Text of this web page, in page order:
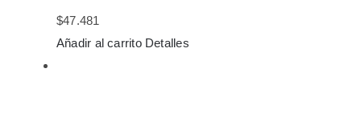
$47.481
Añadir al carrito Detalles